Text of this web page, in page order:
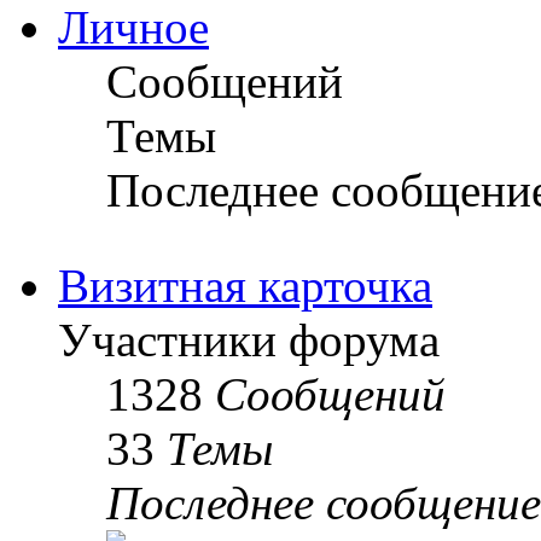
Личное
Сообщений
Темы
Последнее
Визитная карточка
Участники форума
1328 Сообщений
33 Темы
Последнее сообщение